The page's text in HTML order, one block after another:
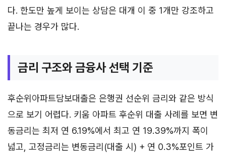
다. 한도만 높게 보이는 상담은 대개 이 중 1개만 강조하고
끝나는 경우가 많다.
금리 구조와 금융사 선택 기준
후순위아파트담보대출은 은행권 선순위 금리와 같은 방식
으로 보기 어렵다. 키움 아파트 후순위 대출 사례를 보면 변
동금리는 최저 연 6.19%에서 최고 연 19.39%까지 폭이
넓고, 고정금리는 변동금리(대출 시) + 연 0.3%포인트 가